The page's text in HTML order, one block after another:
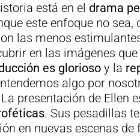
está en el drama
este enfoque no
las menos
en las imágenes
es gloriosoy la
algo por
presentación de Ellen
. Sus pesadillas
en nuevas escenas